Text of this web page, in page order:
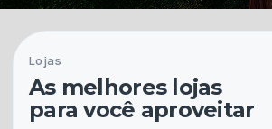
Lojas
As melhores lojas
para você aproveitar